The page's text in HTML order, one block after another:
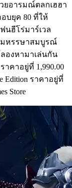
ยอารมณ์ตลกเฮฮา
บยุค 80 ที่ให้
นฮีโร่มาร์เวล
หรรษาสมบูรณ์
องหามาเล่นกัน
ราคาอยู่ที่ 1,990.00
Edition ราคาอยู่ที่
Store